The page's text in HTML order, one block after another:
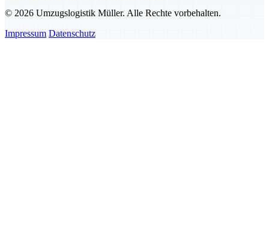
© 2026 Umzugslogistik Müller. Alle Rechte vorbehalten.
Impressum Datenschutz